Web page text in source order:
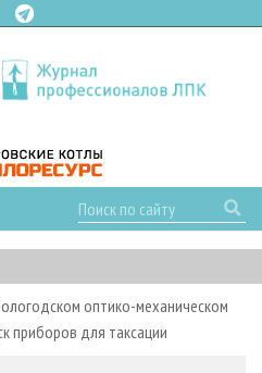
оптико-механическом
приборов для таксации